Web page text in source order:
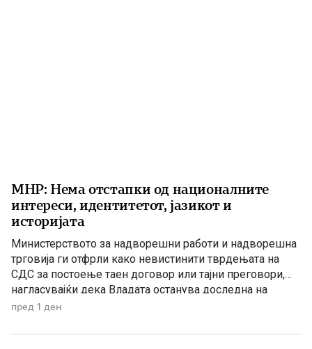
МНР: Нема отстапки од националните
интереси, идентитетот, јазикот и
историјата
Министерството за надворешни работи и надворешна
трговија ги отфрли како невистинити тврдењата на
СДС за постоење таен договор или тајни преговори,
нагласувајќи дека Владата останува доследна на
утврдените државни позиции и нема да прифати
идентитетот, јазикот и историјата. „Денешната прес-
пред 1 ден